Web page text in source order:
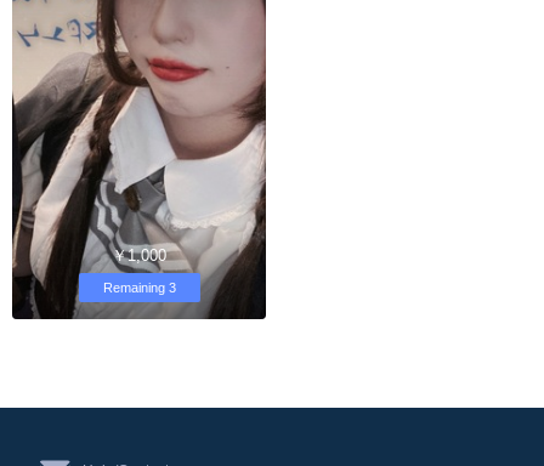
￥1,000
Remaining 3